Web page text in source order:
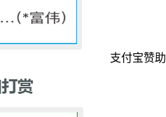
支付宝赞助